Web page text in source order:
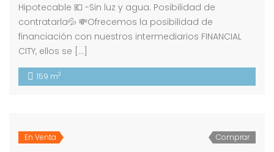
Hipotecable 💶 -Sin luz y agua. Posibilidad de
contratarla💦 💸Ofrecemos la posibilidad de
financiación con nuestros intermediarios FINANCIAL
CITY, ellos se […]
159 m2
En Venta Comprar